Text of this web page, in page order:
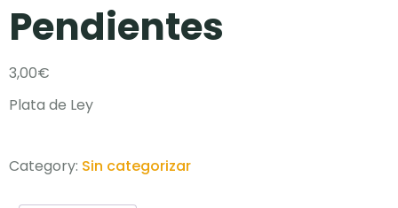
Pendientes
3,00€
Plata de Ley
Category: Sin categorizar